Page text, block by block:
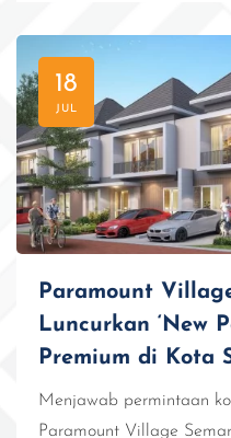
18
JUL
Paramount
Luncurkan ‘New
Premium di Kota
Menjawab permintaan
Paramount Village